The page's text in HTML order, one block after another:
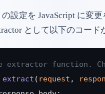
の設定を JavaScript に変
として以下のコード
extractor function.
extract ( request ,